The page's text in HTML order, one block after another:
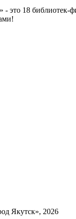
это 18
Якутск», 2026